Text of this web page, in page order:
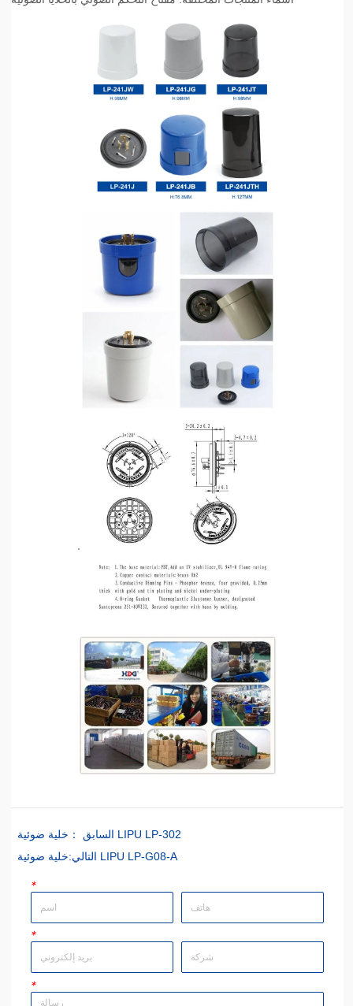
السابق ： خلية ضوئية LIPU LP-302
التالي: خلية ضوئية LIPU LP-G08-A
*
*
*